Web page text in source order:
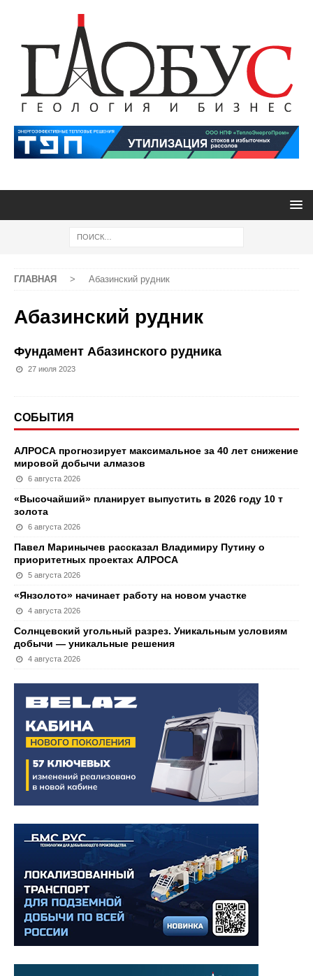
ГЛАВНАЯ > Абазинский рудник
Абазинский рудник
Фундамент Абазинского рудника
27 июля 2023
СОБЫТИЯ
АЛРОСА прогнозирует максимальное за 40 лет снижение
мировой добычи алмазов
6 августа 2026
«Высочайший» планирует выпустить в 2026 году 10 т
золота
6 августа 2026
Павел Маринычев рассказал Владимиру Путину о
приоритетных проектах АЛРОСА
5 августа 2026
«Янзолото» начинает работу на новом участке
4 августа 2026
Солнцевский угольный разрез. Уникальным условиям
добычи — уникальные решения
4 августа 2026